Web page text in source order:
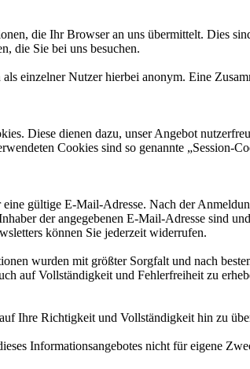
die Ihr Browser an uns übermittelt. Dies
die Sie bei uns besuchen.
einzelner Nutzer hierbei anonym. Eine
Diese dienen dazu, unser Angebot
Cookies sind so genannte „Session-
gültige E-Mail-Adresse. Nach der
der angegebenen E-Mail-Adresse sind
können Sie jederzeit widerrufen.
wurden mit größter Sorgfalt und nach
auf Vollständigkeit und Fehlerfreiheit zu
Ihre Richtigkeit und Vollständigkeit hin zu
Informationsangebotes nicht für eigene